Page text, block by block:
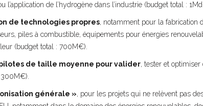
l’application de l’hydrogène dans l’industrie (budget total :
de technologies propres, notamment pour la fabrication
piles à combustible, équipements pour énergies
(budget total : 700M€).
de taille moyenne pour valider, tester et
300M€).
générale », pour les projets qui ne relèvent pas